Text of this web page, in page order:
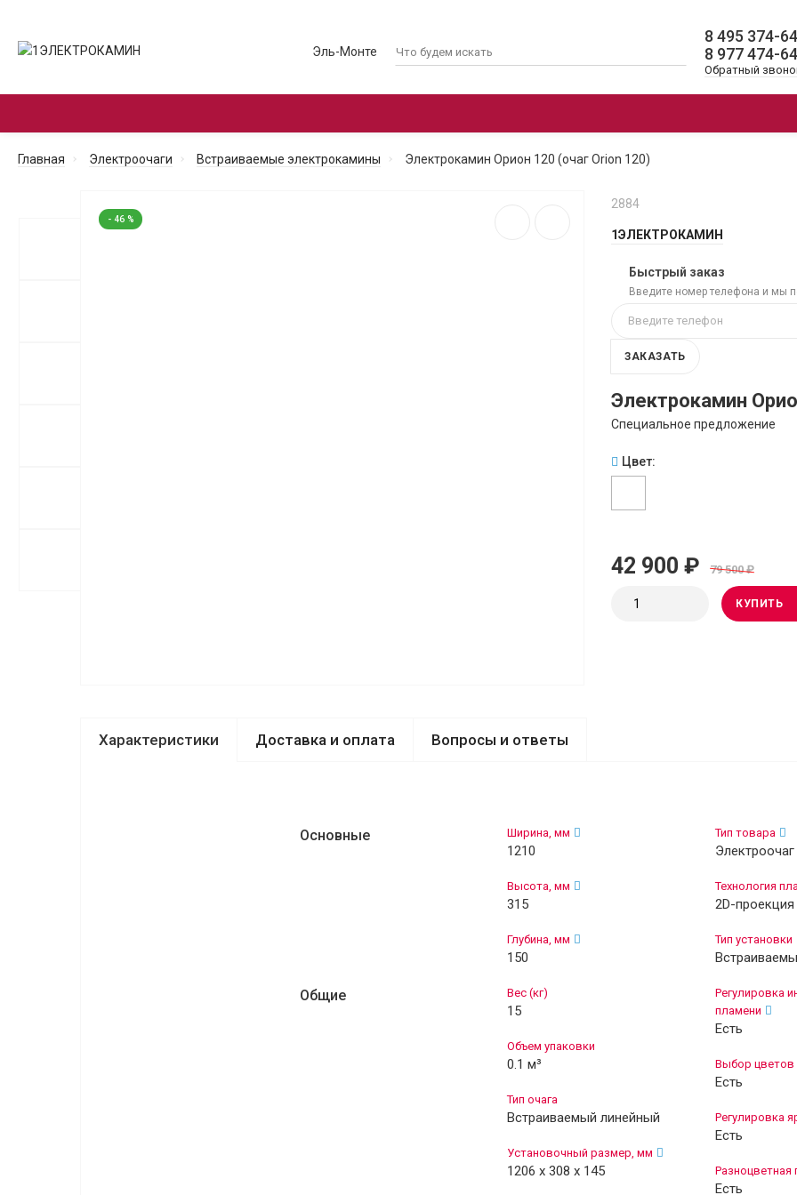
8 495 374-
8 977 474-
Обратный
Эль-Монте
Главная Электроочаги Встраиваемые электрокамины Электрокамин Орион 120 (очаг Orion 120)
- 46 %
2884
1ЭЛЕКТРОКАМИН
Быстрый заказ
Введите номер телефона и мы
ЗАКАЗАТЬ
Электрокамин
Специальное предложение
Цвет:
42 900 ₽ 79 500 ₽
КУПИТЬ
Характеристики Доставка и оплата Вопросы и ответы
Основные Ширина, мм
1210
Высота, мм
315
Глубина, мм
150
Тип товара
Электроочаг
Технология
2D-проекция
Тип установки
Общие Вес (кг)
15
Объем упаковки
0.1 м³
Тип очага
Встраиваемый линейный
Установочный размер, мм
1206 х 308 х 145
Регулировка
пламени
Есть
Выбор цветов
Есть
Регулировка
Есть
Разноцветная
Есть